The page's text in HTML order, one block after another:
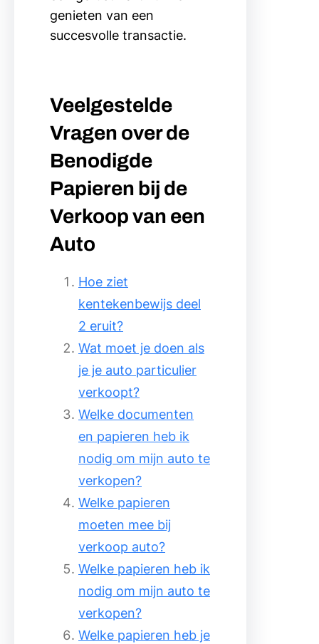
genieten van een
succesvolle transactie.
Veelgestelde
Vragen over de
Benodigde
Papieren bij de
Verkoop van een
Auto
Hoe ziet
kentekenbewijs deel
2 eruit?
Wat moet je doen als
je je auto particulier
verkoopt?
Welke documenten
en papieren heb ik
nodig om mijn auto te
verkopen?
Welke papieren
moeten mee bij
verkoop auto?
Welke papieren heb ik
nodig om mijn auto te
verkopen?
Welke papieren heb je